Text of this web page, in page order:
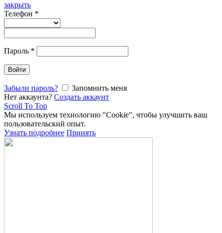
закрыть
Телефон *
Пароль *
Войти
Забыли пароль?
Запомнить меня
Нет аккаунта? Создать аккаунт
Scroll To Top
Мы используем технологию "Cookie", чтобы улучшить ваш
пользовательский опыт.
Узнать подробнее Принять